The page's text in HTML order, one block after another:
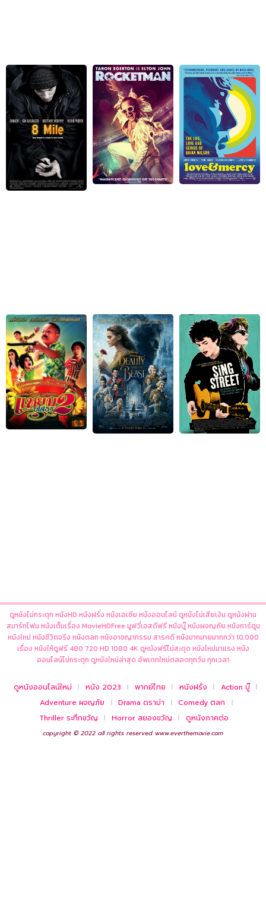
ดูหนังไม่กระตุก หนังHD หนังฝรั่ง หนังเอเชีย หนังออนไลน์ ดูหนังไม่เสียเงิน ดูหนังผ่าน
สมาร์ทโฟน หนังเต็มเรื่อง MovieHDFree มูฟวี่เอสดีฟรี หนังบู๊ หนังผจญภัย หนังการ์ตูน
หนังใหม่ หนังชีวิตจริง หนังตลก หนังอาชญากรรม สารคดี หนังมากมายมากกว่า 10,000
เรื่อง หนังให้ดูฟรี 480 720 HD 1080 4K ดูหนังฟรีไม่สะดุด หนังใหม่มาแรง หนัง
ออนไลน์ไม่กระตุก ดูหนังใหม่ล่าสุด อัพเดทใหม่ตลอดทุกวัน ทุกเวลา
ดูหนังออนไลน์ใหม่ หนัง 2023 พากย์ไทย หนังฝรั่ง
Action บู๊
Adventure ผจญภัย
Drama ดราม่า
Comedy ตลก
Thriller ระทึกขวัญ
Horror สยองขวัญ ดูหนังภาคต่อ
copyright © 2022 all rights reserved www.everthemovie.com